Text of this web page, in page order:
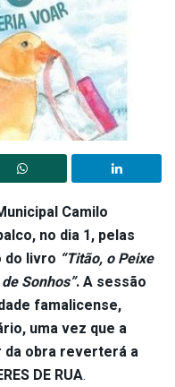
Camilo
no dia 1, pelas
do livro “Titão, o Peixe
Sonhos”. A sessão
famalicense,
uma vez que a
obra reverterá a
DE RUA.